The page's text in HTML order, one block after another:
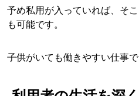
予め私用が入っていれば、そ
も可能です。
子供がいても働きやすい仕事